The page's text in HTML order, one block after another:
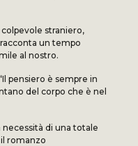
straniero,
un tempo
al nostro.
pensiero è sempre in
del corpo che è nel
necessità di una totale
romanzo